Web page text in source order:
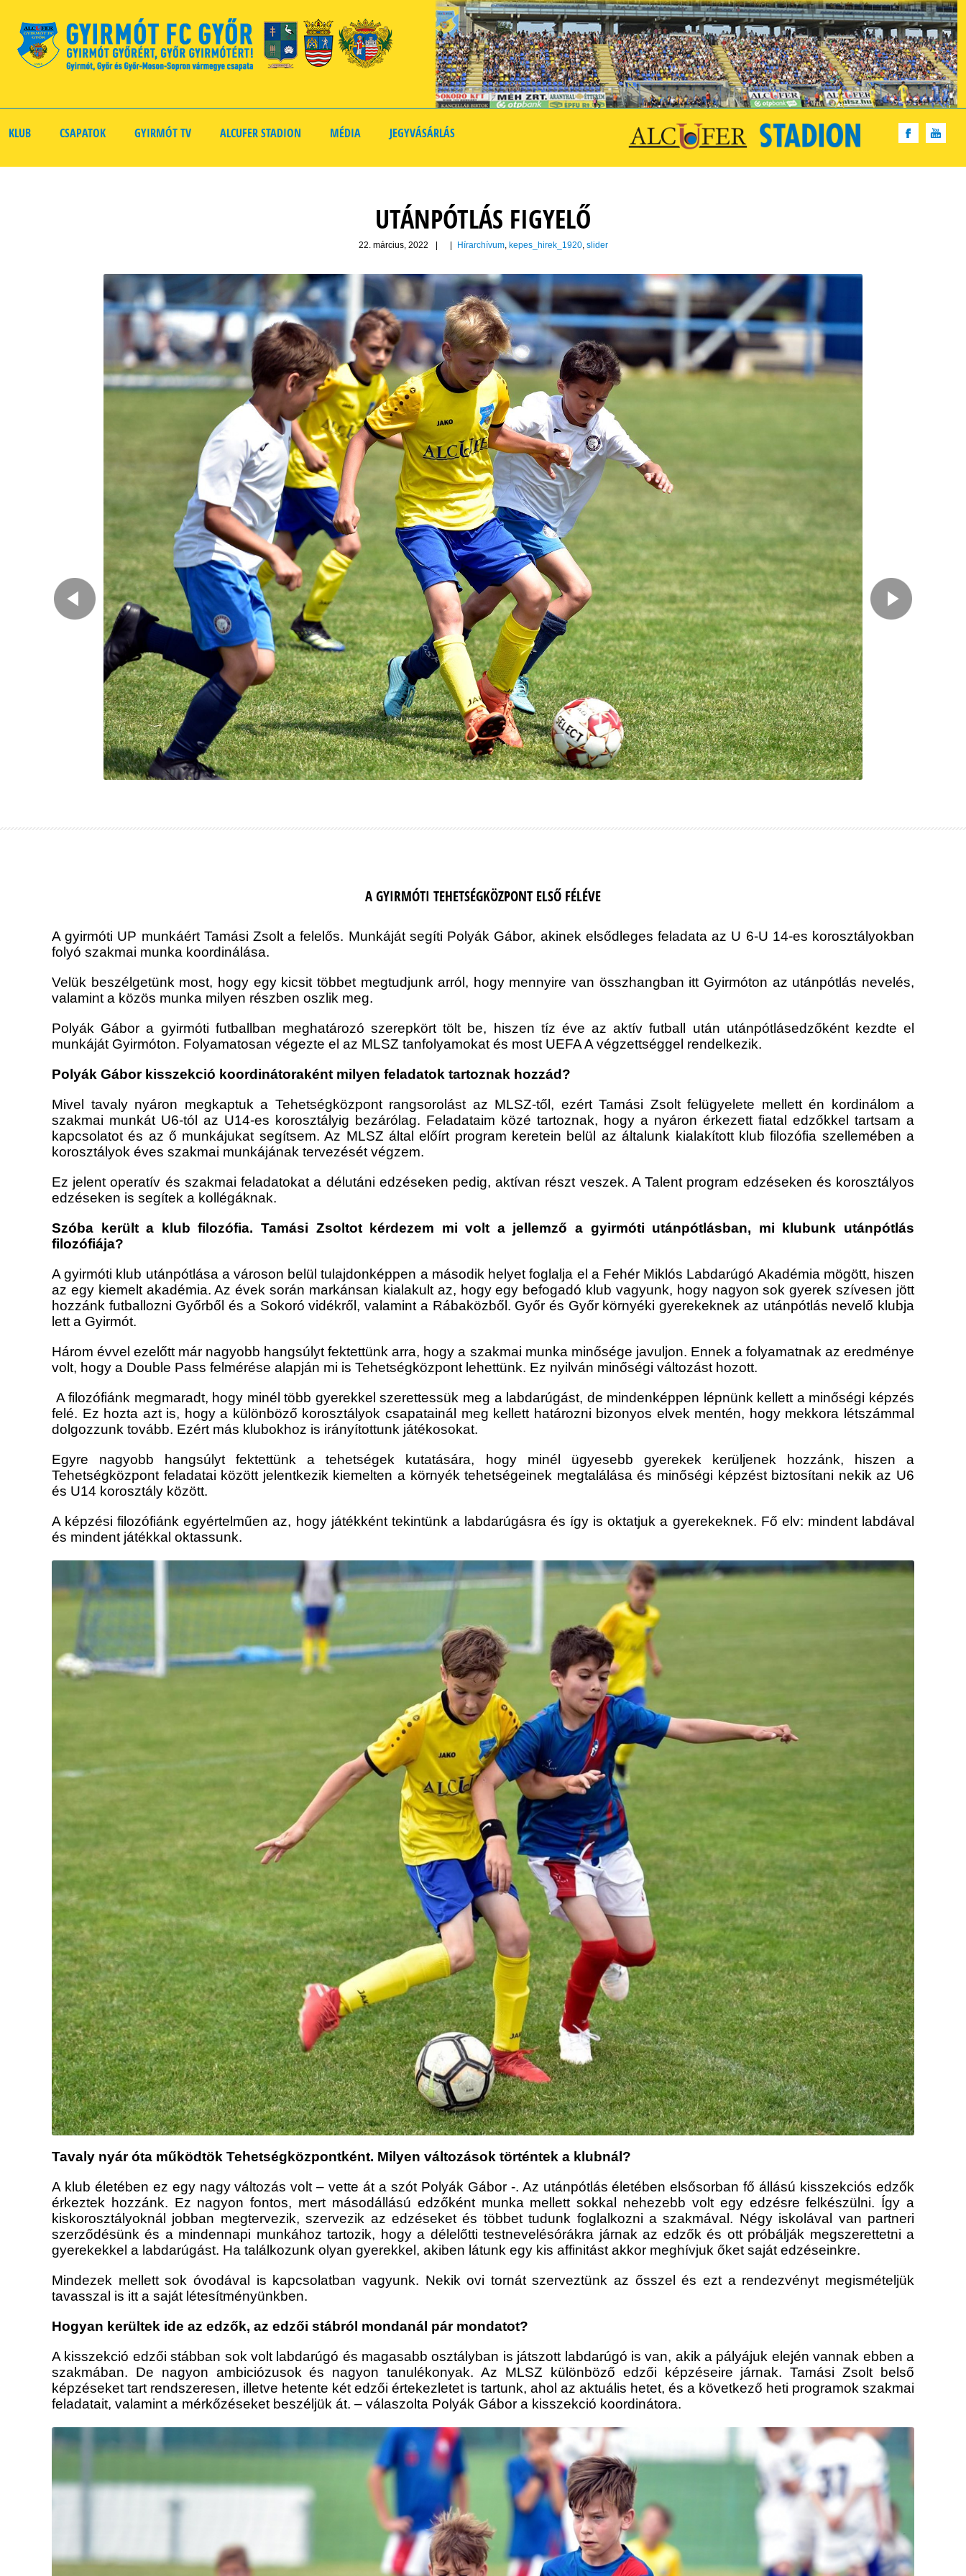
KLUB CSAPATOK GYIRMÓT TV ALCUFER STADION MÉDIA JEGYVÁSÁRLÁS
UTÁNPÓTLÁS FIGYELŐ
22. március, 2022 Hírarchívum, kepes_hirek_1920, slider
A GYIRMÓTI TEHETSÉGKÖZPONT ELSŐ FÉLÉVE
A gyirmóti UP munkáért Tamási Zsolt a felelős. Munkáját segíti Polyák Gábor, akinek elsődleges feladata az U 6-U 14-es korosztályokban
folyó szakmai munka koordinálása.
Velük beszélgetünk most, hogy egy kicsit többet megtudjunk arról, hogy mennyire van összhangban itt Gyirmóton az utánpótlás nevelés,
valamint a közös munka milyen részben oszlik meg.
Polyák Gábor a gyirmóti futballban meghatározó szerepkört tölt be, hiszen tíz éve az aktív futball után utánpótlásedzőként kezdte el
munkáját Gyirmóton. Folyamatosan végezte el az MLSZ tanfolyamokat és most UEFA A végzettséggel rendelkezik.
Polyák Gábor kisszekció koordinátoraként milyen feladatok tartoznak hozzád?
Mivel tavaly nyáron megkaptuk a Tehetségközpont rangsorolást az MLSZ-től, ezért Tamási Zsolt felügyelete mellett én kordinálom a
szakmai munkát U6-tól az U14-es korosztályig bezárólag. Feladataim közé tartoznak, hogy a nyáron érkezett fiatal edzőkkel tartsam a
kapcsolatot és az ő munkájukat segítsem. Az MLSZ által előírt program keretein belül az általunk kialakított klub filozófia szellemében a
korosztályok éves szakmai munkájának tervezését végzem.
Ez jelent operatív és szakmai feladatokat a délutáni edzéseken pedig, aktívan részt veszek. A Talent program edzéseken és korosztályos
edzéseken is segítek a kollégáknak.
Szóba került a klub filozófia. Tamási Zsoltot kérdezem mi volt a jellemző a gyirmóti utánpótlásban, mi klubunk utánpótlás
filozófiája?
A gyirmóti klub utánpótlása a városon belül tulajdonképpen a második helyet foglalja el a Fehér Miklós Labdarúgó Akadémia mögött, hiszen
az egy kiemelt akadémia. Az évek során markánsan kialakult az, hogy egy befogadó klub vagyunk, hogy nagyon sok gyerek szívesen jött
hozzánk futballozni Győrből és a Sokoró vidékről, valamint a Rábaközből. Győr és Győr környéki gyerekeknek az utánpótlás nevelő klubja
lett a Gyirmót.
Három évvel ezelőtt már nagyobb hangsúlyt fektettünk arra, hogy a szakmai munka minősége javuljon. Ennek a folyamatnak az eredménye
volt, hogy a Double Pass felmérése alapján mi is Tehetségközpont lehettünk. Ez nyilván minőségi változást hozott.
A filozófiánk megmaradt, hogy minél több gyerekkel szerettessük meg a labdarúgást, de mindenképpen lépnünk kellett a minőségi képzés
felé. Ez hozta azt is, hogy a különböző korosztályok csapatainál meg kellett határozni bizonyos elvek mentén, hogy mekkora létszámmal
dolgozzunk tovább. Ezért más klubokhoz is irányítottunk játékosokat.
Egyre nagyobb hangsúlyt fektettünk a tehetségek kutatására, hogy minél ügyesebb gyerekek kerüljenek hozzánk, hiszen a
Tehetségközpont feladatai között jelentkezik kiemelten a környék tehetségeinek megtalálása és minőségi képzést biztosítani nekik az U6
és U14 korosztály között.
A képzési filozófiánk egyértelműen az, hogy játékként tekintünk a labdarúgásra és így is oktatjuk a gyerekeknek. Fő elv: mindent labdával
és mindent játékkal oktassunk.
Tavaly nyár óta működtök Tehetségközpontként. Milyen változások történtek a klubnál?
A klub életében ez egy nagy változás volt – vette át a szót Polyák Gábor -. Az utánpótlás életében elsősorban fő állású kisszekciós edzők
érkeztek hozzánk. Ez nagyon fontos, mert másodállású edzőként munka mellett sokkal nehezebb volt egy edzésre felkészülni. Így a
kiskorosztályoknál jobban megtervezik, szervezik az edzéseket és többet tudunk foglalkozni a szakmával. Négy iskolával van partneri
szerződésünk és a mindennapi munkához tartozik, hogy a délelőtti testnevelésórákra járnak az edzők és ott próbálják megszerettetni a
gyerekekkel a labdarúgást. Ha találkozunk olyan gyerekkel, akiben látunk egy kis affinitást akkor meghívjuk őket saját edzéseinkre.
Mindezek mellett sok óvodával is kapcsolatban vagyunk. Nekik ovi tornát szerveztünk az ősszel és ezt a rendezvényt megismételjük
tavasszal is itt a saját létesítményünkben.
Hogyan kerültek ide az edzők, az edzői stábról mondanál pár mondatot?
A kisszekció edzői stábban sok volt labdarúgó és magasabb osztályban is játszott labdarúgó is van, akik a pályájuk elején vannak ebben a
szakmában. De nagyon ambiciózusok és nagyon tanulékonyak. Az MLSZ különböző edzői képzéseire járnak. Tamási Zsolt belső
képzéseket tart rendszeresen, illetve hetente két edzői értekezletet is tartunk, ahol az aktuális hetet, és a következő heti programok szakmai
feladatait, valamint a mérkőzéseket beszéljük át. – válaszolta Polyák Gábor a kisszekció koordinátora.